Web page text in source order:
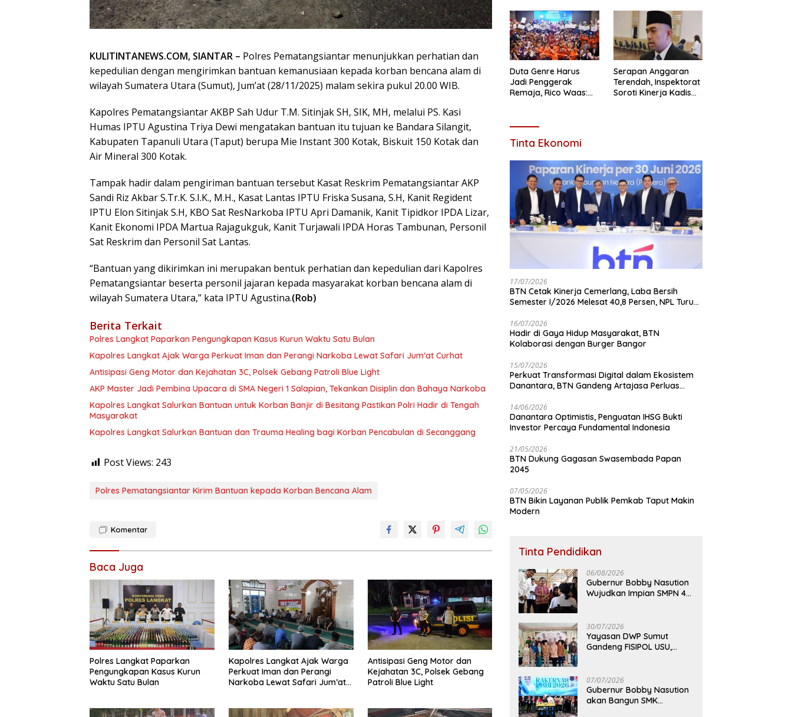
KULITINTANEWS.COM, SIANTAR – Polres Pematangsiantar menunjukkan perhatian dan
kepedulian dengan mengirimkan bantuan kemanusiaan kepada korban bencana alam di
wilayah Sumatera Utara (Sumut), Jum’at (28/11/2025) malam sekira pukul 20.00 WIB.
Kapolres Pematangsiantar AKBP Sah Udur T.M. Sitinjak SH, SIK, MH, melalui PS. Kasi
Humas IPTU Agustina Triya Dewi mengatakan bantuan itu tujuan ke Bandara Silangit,
Kabupaten Tapanuli Utara (Taput) berupa Mie Instant 300 Kotak, Biskuit 150 Kotak dan
Air Mineral 300 Kotak.
Tampak hadir dalam pengiriman bantuan tersebut Kasat Reskrim Pematangsiantar AKP
Sandi Riz Akbar S.Tr.K. S.I.K., M.H., Kasat Lantas IPTU Friska Susana, S.H, Kanit Regident
IPTU Elon Sitinjak S.H, KBO Sat ResNarkoba IPTU Apri Damanik, Kanit Tipidkor IPDA Lizar,
Kanit Ekonomi IPDA Martua Rajagukguk, Kanit Turjawali IPDA Horas Tambunan, Personil
Sat Reskrim dan Personil Sat Lantas.
“Bantuan yang dikirimkan ini merupakan bentuk perhatian dan kepedulian dari Kapolres
Pematangsiantar beserta personil jajaran kepada masyarakat korban bencana alam di
wilayah Sumatera Utara,” kata IPTU Agustina.(Rob)
Berita Terkait
Polres Langkat Paparkan Pengungkapan Kasus Kurun Waktu Satu Bulan
Kapolres Langkat Ajak Warga Perkuat Iman dan Perangi Narkoba Lewat Safari Jum’at Curhat
Antisipasi Geng Motor dan Kejahatan 3C, Polsek Gebang Patroli Blue Light
AKP Master Jadi Pembina Upacara di SMA Negeri 1 Salapian, Tekankan Disiplin dan Bahaya Narkoba
Kapolres Langkat Salurkan Bantuan untuk Korban Banjir di Besitang Pastikan Polri Hadir di Tengah
Masyarakat
Kapolres Langkat Salurkan Bantuan dan Trauma Healing bagi Korban Pencabulan di Secanggang
Post Views: 243
Polres Pematangsiantar Kirim Bantuan kepada Korban Bencana Alam
Komentar
Baca Juga
Polres Langkat Paparkan
Pengungkapan Kasus Kurun
Waktu Satu Bulan
Kapolres Langkat Ajak Warga
Perkuat Iman dan Perangi
Narkoba Lewat Safari Jum’at
Antisipasi Geng Motor dan
Kejahatan 3C, Polsek Gebang
Patroli Blue Light
Duta Genre Harus
Jadi Penggerak
Remaja, Rico Waas:
Serapan Anggaran
Terendah, Inspektorat
Soroti Kinerja Kadis
Tinta Ekonomi
17/07/2026
BTN Cetak Kinerja Cemerlang, Laba Bersih
Semester I/2026 Melesat 40,8 Persen, NPL Turun
16/07/2026
Hadir di Gaya Hidup Masyarakat, BTN
Kolaborasi dengan Burger Bangor
15/07/2026
Perkuat Transformasi Digital dalam Ekosistem
Danantara, BTN Gandeng Artajasa Perluas
14/06/2026
Danantara Optimistis, Penguatan IHSG Bukti
Investor Percaya Fundamental Indonesia
21/05/2026
BTN Dukung Gagasan Swasembada Papan
2045
07/05/2026
BTN Bikin Layanan Publik Pemkab Taput Makin
Modern
Tinta Pendidikan
06/08/2026
Gubernur Bobby Nasution
Wujudkan Impian SMPN 4
30/07/2026
Yayasan DWP Sumut
Gandeng FISIPOL USU,
Pendidikan
07/07/2026
Gubernur Bobby Nasution
akan Bangun SMK